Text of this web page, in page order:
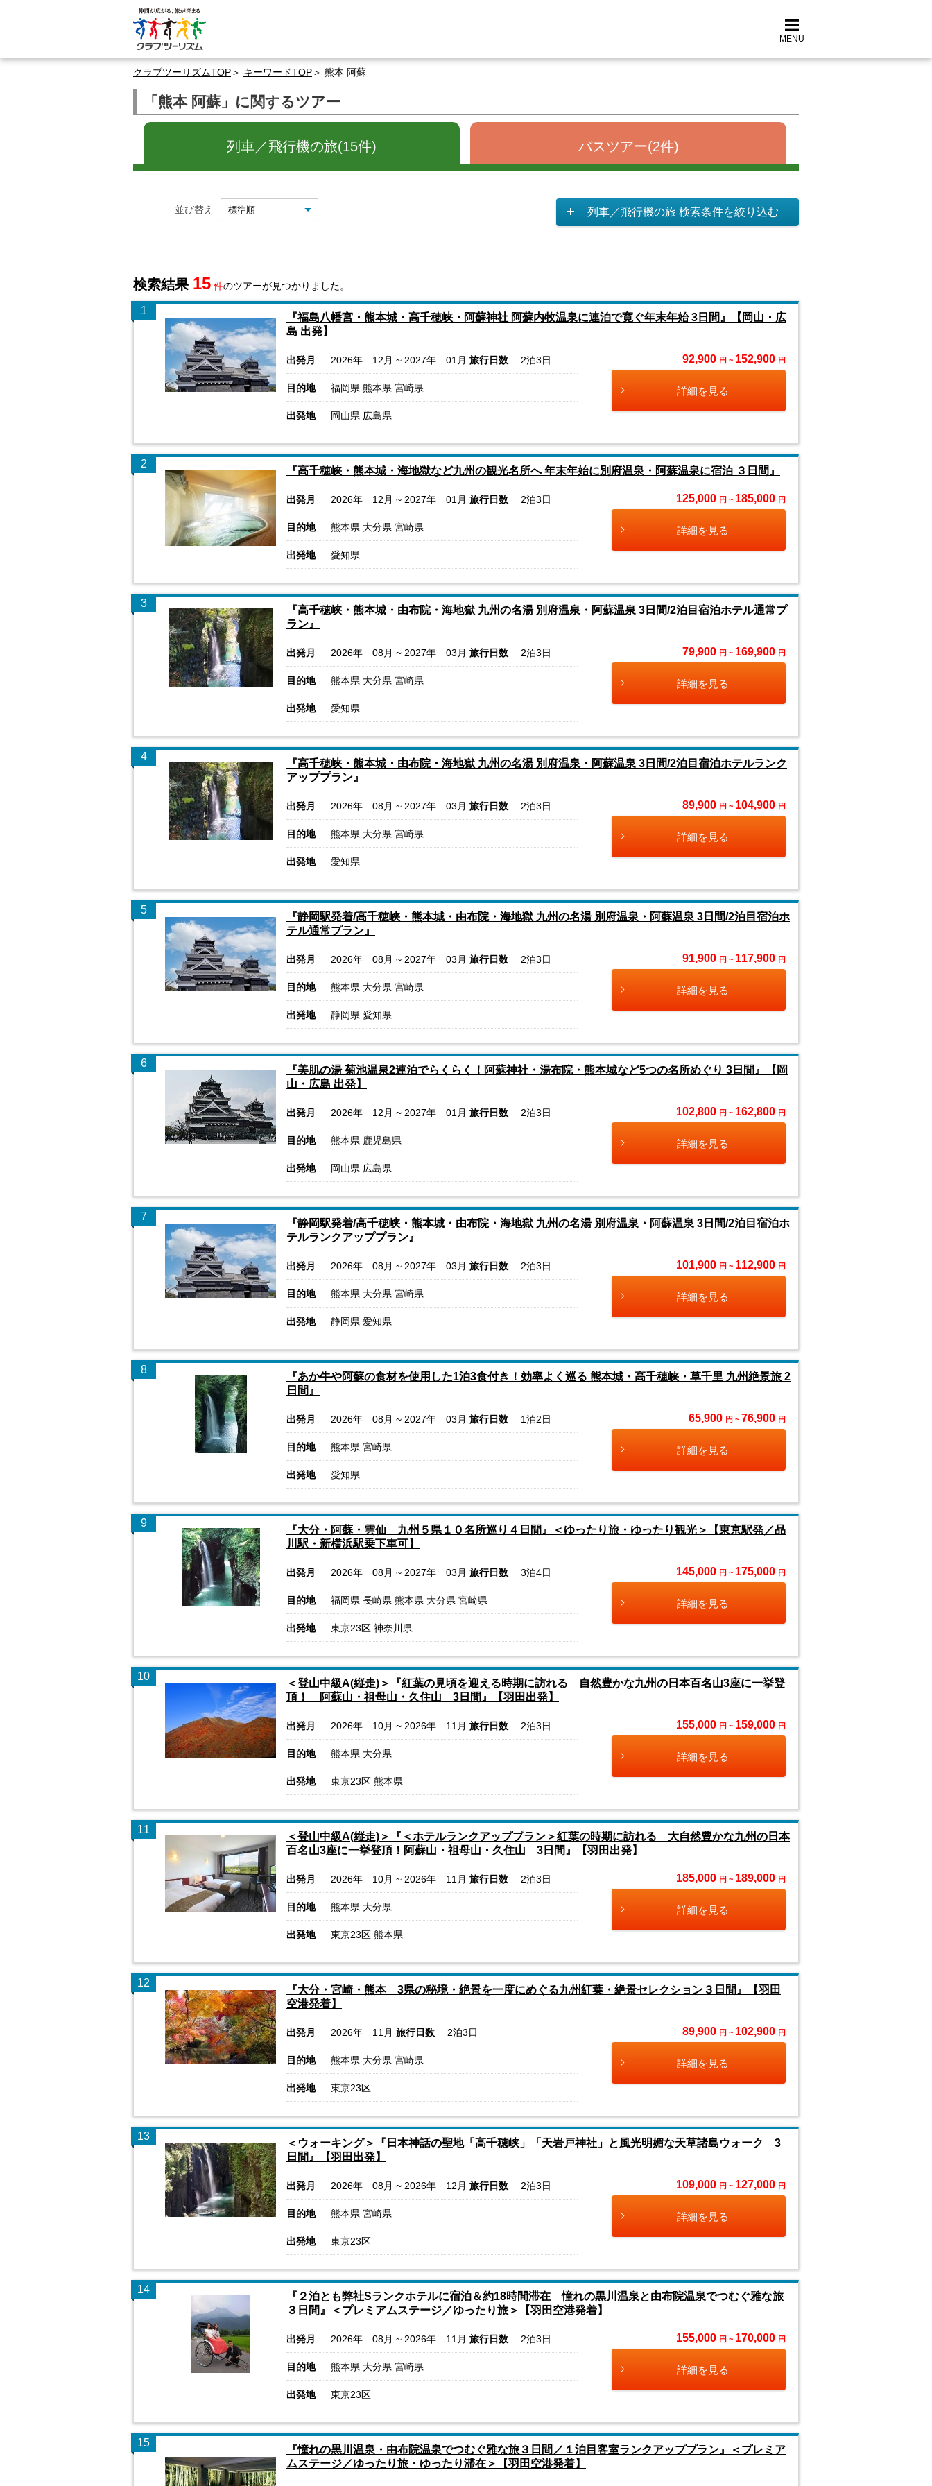
MENU
クラブツーリズムTOP キーワードTOP 熊本 阿蘇
「熊本 阿蘇」に関するツアー
列車／飛行機の旅(15件) バスツアー(2件)
並び替え 列車／飛行機の旅 検索条件を絞り込む
検索結果 15 件のツアーが見つかりました。
1
『福島八幡宮・熊本城・高千穂峡・阿蘇神社 阿蘇内牧温泉に連泊で寛ぐ年末年始 3日間』【岡山・広
島 出発】
出発月 2026年 12月 ~ 2027年 01月 旅行日数 2泊3日
目的地 福岡県 熊本県 宮崎県
出発地 岡山県 広島県
92,900 円 ~ 152,900 円
詳細を見る
2
『高千穂峡・熊本城・海地獄など九州の観光名所へ 年末年始に別府温泉・阿蘇温泉に宿泊 ３日間』
出発月 2026年 12月 ~ 2027年 01月 旅行日数 2泊3日
目的地 熊本県 大分県 宮崎県
出発地 愛知県
125,000 円 ~ 185,000 円
詳細を見る
3
『高千穂峡・熊本城・由布院・海地獄 九州の名湯 別府温泉・阿蘇温泉 3日間/2泊目宿泊ホテル通常プ
ラン』
出発月 2026年 08月 ~ 2027年 03月 旅行日数 2泊3日
目的地 熊本県 大分県 宮崎県
出発地 愛知県
79,900 円 ~ 169,900 円
詳細を見る
4
『高千穂峡・熊本城・由布院・海地獄 九州の名湯 別府温泉・阿蘇温泉 3日間/2泊目宿泊ホテルランク
アッププラン』
出発月 2026年 08月 ~ 2027年 03月 旅行日数 2泊3日
目的地 熊本県 大分県 宮崎県
出発地 愛知県
89,900 円 ~ 104,900 円
詳細を見る
5
『静岡駅発着/高千穂峡・熊本城・由布院・海地獄 九州の名湯 別府温泉・阿蘇温泉 3日間/2泊目宿泊ホ
テル通常プラン』
出発月 2026年 08月 ~ 2027年 03月 旅行日数 2泊3日
目的地 熊本県 大分県 宮崎県
出発地 静岡県 愛知県
91,900 円 ~ 117,900 円
詳細を見る
6
『美肌の湯 菊池温泉2連泊でらくらく！阿蘇神社・湯布院・熊本城など5つの名所めぐり 3日間』【岡
山・広島 出発】
出発月 2026年 12月 ~ 2027年 01月 旅行日数 2泊3日
目的地 熊本県 鹿児島県
出発地 岡山県 広島県
102,800 円 ~ 162,800 円
詳細を見る
7
『静岡駅発着/高千穂峡・熊本城・由布院・海地獄 九州の名湯 別府温泉・阿蘇温泉 3日間/2泊目宿泊ホ
テルランクアッププラン』
出発月 2026年 08月 ~ 2027年 03月 旅行日数 2泊3日
目的地 熊本県 大分県 宮崎県
出発地 静岡県 愛知県
101,900 円 ~ 112,900 円
詳細を見る
8
『あか牛や阿蘇の食材を使用した1泊3食付き！効率よく巡る 熊本城・高千穂峡・草千里 九州絶景旅 2
日間』
出発月 2026年 08月 ~ 2027年 03月 旅行日数 1泊2日
目的地 熊本県 宮崎県
出発地 愛知県
65,900 円 ~ 76,900 円
詳細を見る
9
『大分・阿蘇・雲仙 九州５県１０名所巡り４日間』＜ゆったり旅・ゆったり観光＞【東京駅発／品
川駅・新横浜駅乗下車可】
出発月 2026年 08月 ~ 2027年 03月 旅行日数 3泊4日
目的地 福岡県 長崎県 熊本県 大分県 宮崎県
出発地 東京23区 神奈川県
145,000 円 ~ 175,000 円
詳細を見る
10
＜登山中級A(縦走)＞『紅葉の見頃を迎える時期に訪れる 自然豊かな九州の日本百名山3座に一挙登
頂！ 阿蘇山・祖母山・久住山 3日間』【羽田出発】
出発月 2026年 10月 ~ 2026年 11月 旅行日数 2泊3日
目的地 熊本県 大分県
出発地 東京23区 熊本県
155,000 円 ~ 159,000 円
詳細を見る
11
＜登山中級A(縦走)＞『＜ホテルランクアッププラン＞紅葉の時期に訪れる 大自然豊かな九州の日本
百名山3座に一挙登頂！阿蘇山・祖母山・久住山 3日間』【羽田出発】
出発月 2026年 10月 ~ 2026年 11月 旅行日数 2泊3日
目的地 熊本県 大分県
出発地 東京23区 熊本県
185,000 円 ~ 189,000 円
詳細を見る
12
『大分・宮崎・熊本 3県の秘境・絶景を一度にめぐる九州紅葉・絶景セレクション３日間』【羽田
空港発着】
出発月 2026年 11月 旅行日数 2泊3日
目的地 熊本県 大分県 宮崎県
出発地 東京23区
89,900 円 ~ 102,900 円
詳細を見る
13
＜ウォーキング＞『日本神話の聖地「高千穂峡」「天岩戸神社」と風光明媚な天草諸島ウォーク 3
日間』【羽田出発】
出発月 2026年 08月 ~ 2026年 12月 旅行日数 2泊3日
目的地 熊本県 宮崎県
出発地 東京23区
109,000 円 ~ 127,000 円
詳細を見る
14
『２泊とも弊社Sランクホテルに宿泊＆約18時間滞在 憧れの黒川温泉と由布院温泉でつむぐ雅な旅
３日間』＜プレミアムステージ／ゆったり旅＞【羽田空港発着】
出発月 2026年 08月 ~ 2026年 11月 旅行日数 2泊3日
目的地 熊本県 大分県 宮崎県
出発地 東京23区
155,000 円 ~ 170,000 円
詳細を見る
15
『憧れの黒川温泉・由布院温泉でつむぐ雅な旅３日間／１泊目客室ランクアッププラン』＜プレミア
ムステージ／ゆったり旅・ゆったり滞在＞【羽田空港発着】